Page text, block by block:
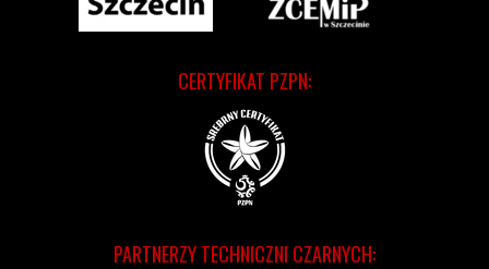
CERTYFIKAT PZPN:
PARTNERZY TECHNICZNI CZARNYCH: